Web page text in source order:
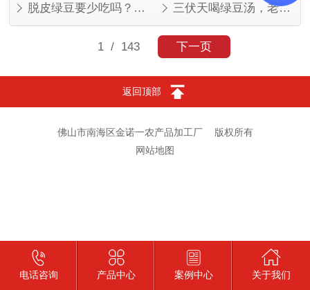
脱皮绿豆要少吃吗？看人看量 三伏天喝绿豆汤，老一辈的讲究有道理
1/ 143 下一页
返回顶部
佛山市南海区金诺一农产品加工厂
版权所有
网站地图
电话咨询 产品中心 案例中心 关于我们